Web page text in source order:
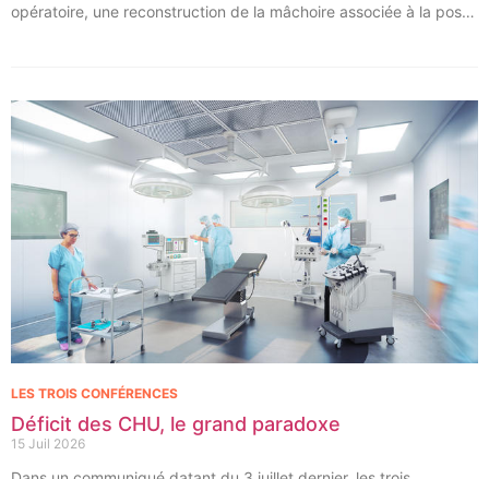
opératoire, une reconstruction de la mâchoire associée à la pose
Déficit des CHU, le grand paradoxe
15 Juil 2026
LES TROIS CONFÉRENCES